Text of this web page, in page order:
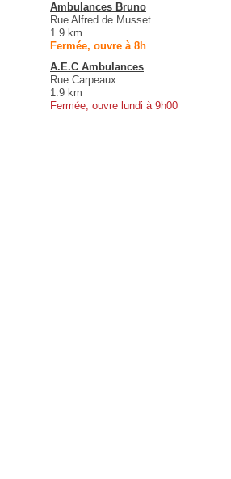
Ambulances Bruno
Rue Alfred de Musset
1.9 km
Fermée, ouvre à 8h
A.E.C Ambulances
Rue Carpeaux
1.9 km
Fermée, ouvre lundi à 9h00